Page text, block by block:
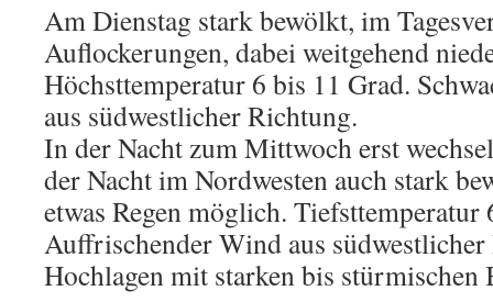
Am Dienstag stark bewölkt, im
Auflockerungen, dabei weitgehend
Höchsttemperatur 6 bis 11 Grad.
aus südwestlicher Richtung.
In der Nacht zum Mittwoch erst
der Nacht im Nordwesten auch stark
etwas Regen möglich. Tiefsttemperatur
Auffrischender Wind aus
Hochlagen mit starken bis stürmischen